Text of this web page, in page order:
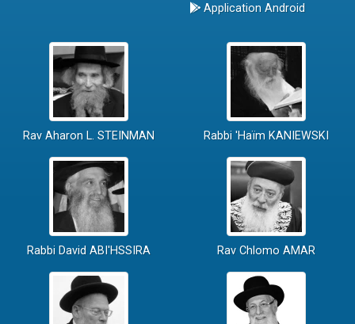
Application Android
Rav Aharon L. STEINMAN Rabbi 'Haïm KANIEWSKI
Rabbi David ABI'HSSIRA Rav Chlomo AMAR